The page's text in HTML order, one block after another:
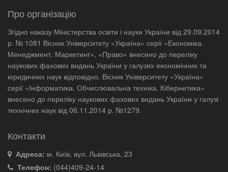
Про організацію
Згідно наказу Міністерства освіти і науки України від 29.09.2014
р. № 1081 Вісник Університету «Україна» серії «Економіка.
Менеджмент. Маркетинг», «Право» внесено до переліку
наукових фахових видань України у галузях економічних та
юридичних наук відповідно. Вісник Університету «Україна»
серії «Інформатика. Обчислювальна техніка. Кібернетика»
внесено до переліку наукових фахових видань України у галузі
технічних наук від 06.11.2014 р. №1279.
Контакти
Адреса: м. Київ, вул. Львівська, 23
Телефон: (044)409-24-14